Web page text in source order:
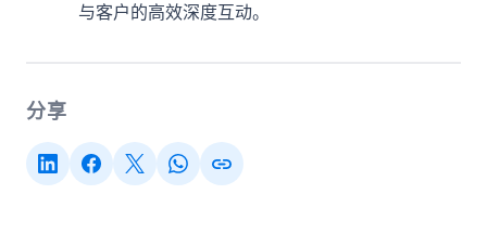
与客户的高效深度互动。
分享